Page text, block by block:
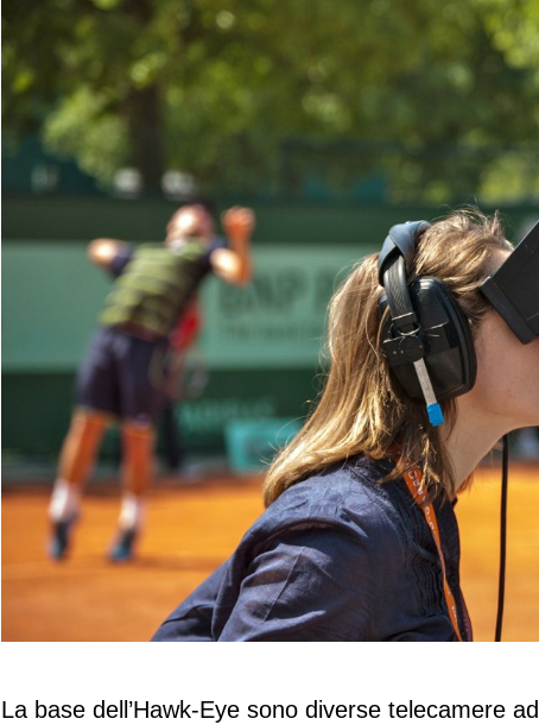
La base dell’Hawk-Eye sono diverse telecamere